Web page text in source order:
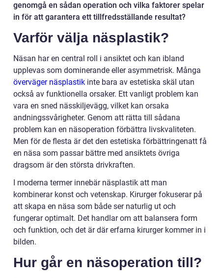
genomgå en sådan operation och vilka faktorer spelar
in för att garantera ett tillfredsställande resultat?
Varför välja näsplastik?
Näsan har en central roll i ansiktet och kan ibland
upplevas som dominerande eller asymmetrisk. Många
överväger näsplastik inte bara av estetiska skäl utan
också av funktionella orsaker. Ett vanligt problem kan
vara en sned nässkiljevägg, vilket kan orsaka
andningssvårigheter. Genom att rätta till sådana
problem kan en näsoperation förbättra livskvaliteten.
Men för de flesta är det den estetiska förbättringenatt få
en näsa som passar bättre med ansiktets övriga
dragsom är den största drivkraften.
I moderna termer innebär näsplastik att man
kombinerar konst och vetenskap. Kirurger fokuserar på
att skapa en näsa som både ser naturlig ut och
fungerar optimalt. Det handlar om att balansera form
och funktion, och det är där erfarna kirurger kommer in i
bilden.
Hur går en näsoperation till?